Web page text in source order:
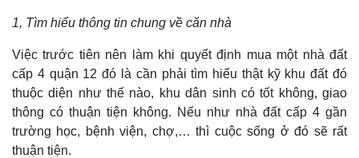
1, Tìm hiểu thông tin chung về căn nhà
Việc trước tiên nên làm khi quyết định mua một nhà đất
cấp 4 quận 12 đó là cần phải tìm hiểu thật kỹ khu đất đó
thuộc diện như thế nào, khu dân sinh có tốt không, giao
thông có thuận tiện không. Nếu như nhà đất cấp 4 gần
trường học, bệnh viện, chợ,… thì cuộc sống ở đó sẽ rất
thuận tiện.